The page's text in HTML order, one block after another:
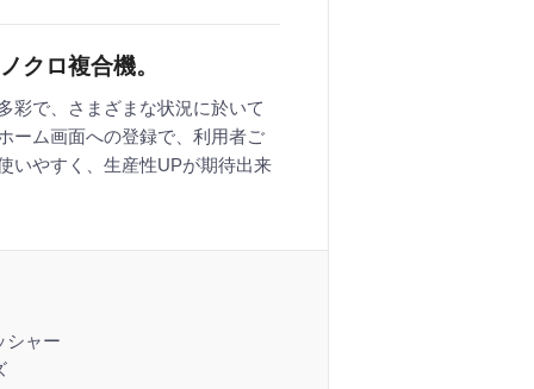
クロ複合機。
彩で、さまざまな状況に於いて
ーム画面への登録で、利用者ご
いやすく、生産性UPが期待出来
シャー